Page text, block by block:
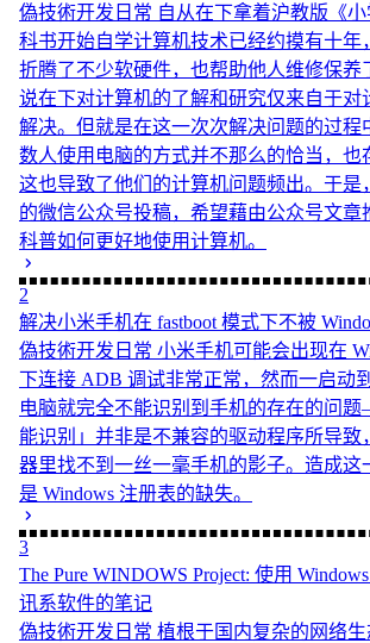
偽技術开发日常 自从在下拿着沪教版《
科书开始自学计算机技术已经约摸有十年
折腾了不少软硬件，也帮助他人维修保养
说在下对计算机的了解和研究仅来自于对
解决。但就是在这一次次解决问题的过程
数人使用电脑的方式并不那么的恰当，也
这也导致了他们的计算机问题频出。于是
的微信公众号投稿，希望藉由公众号文章
科普如何更好地使用计算机。
2
解决小米手机在 fastboot 模式下不被
偽技術开发日常 小米手机可能会出现在
下连接 ADB 调试非常正常，然而一启动到
电脑就完全不能识别到手机的存在的问
能识别」并非是不兼容的驱动程序所导致
器里找不到一丝一毫手机的影子。造成这
是 Windows 注册表的缺失。
3
The Pure WINDOWS Project: 使用
讯系软件的笔记
偽技術开发日常 植根于国内复杂的网络